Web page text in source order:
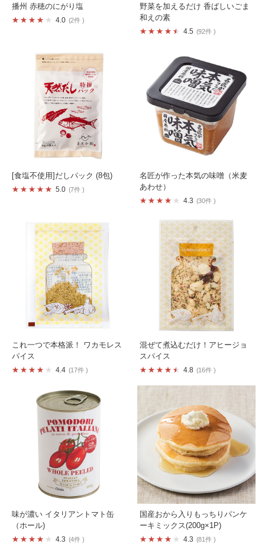
播州 赤穂のにがり塩
4.0 2件
野菜を加えるだけ 香ばしいごま
和えの素
4.5 92件
[食塩不使用]だしパック (8包)
5.0 7件
名匠が作った本気の味噌（米麦
あわせ）
4.3 30件
これ一つで本格派！ ワカモレス
パイス
4.4 17件
混ぜて煮込むだけ！アヒージョ
スパイス
4.8 16件
味が濃い イタリアントマト缶
（ホール)
4.3 4件
国産おから入りもっちりパンケ
ーキミックス(200g×1P)
4.3 81件